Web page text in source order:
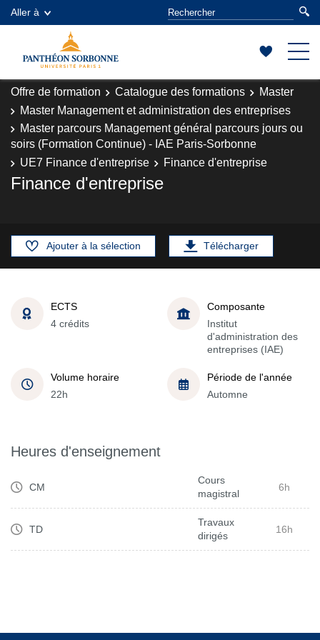
Aller à
Offre de formation Catalogue des formations
Master
Master Management et administration des entreprises
Master parcours Management général parcours jours ou
soirs (Formation Continue) - IAE Paris-Sorbonne
UE7 Finance d'entreprise
Finance d'entreprise
Finance d'entreprise
Ajouter à la sélection Télécharger
ECTS
4 crédits
Composante
Institut
d'administration des
entreprises (IAE)
Volume horaire
22h
Période de l'année
Automne
Heures d'enseignement
CM
Cours
magistral
6h
TD
Travaux
dirigés
16h